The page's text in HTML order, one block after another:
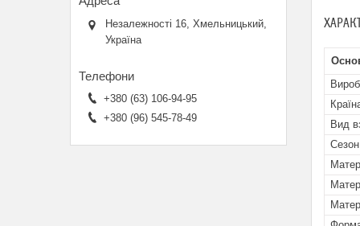
Вид
Сезон
Незалежності 16, Хмельницький,
Україна
+380 (63) 106-94-95
+380 (96) 545-78-49